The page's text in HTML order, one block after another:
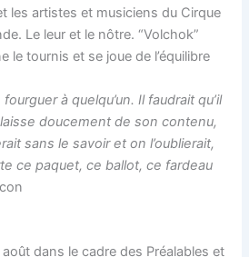
les artistes et musiciens du Cirque
Le leur et le nôtre. “Volchok”
le tournis et se joue de l’équilibre
fourguer à quelqu’un. Il faudrait qu’il
doucement de son contenu,
sans le savoir et on l’oublierait,
ce paquet, ce ballot, ce fardeau
dans le cadre des Préalables et